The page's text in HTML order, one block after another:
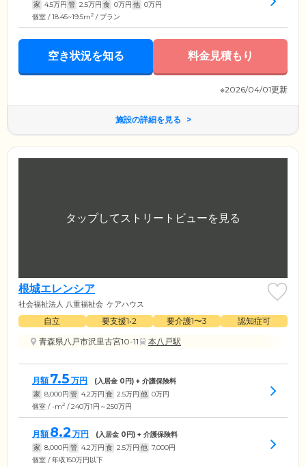
家 4.5万円 管 2.5万円 食 0万円 他 0万円
個室 / 18.45~19.5m2 / プラン
空き状況を知る 料金見積もり
※2026/04/01更新
施設の詳細を見る
根城エレンシア
社会福祉法人 八重福祉会 ケアハウス
自立 要支援1•2 要介護1〜3
認知症可
青森県八戸市沢里古宮10-11
本八戸駅
月額 7.5 万円 (入居金 0円) + 介護保険料
家 8,000円 管 4.2万円 食 2.5万円 他 0万円
個室 / -m2 / 240万1円～250万円
月額 8.2 万円 (入居金 0円) + 介護保険料
家 8,000円 管 4.2万円 食 2.5万円 他 7,000円
個室 / 年収150万円以下